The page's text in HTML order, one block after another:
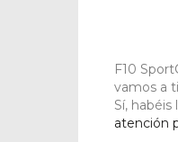
F10
vamos a
Sí,
atención